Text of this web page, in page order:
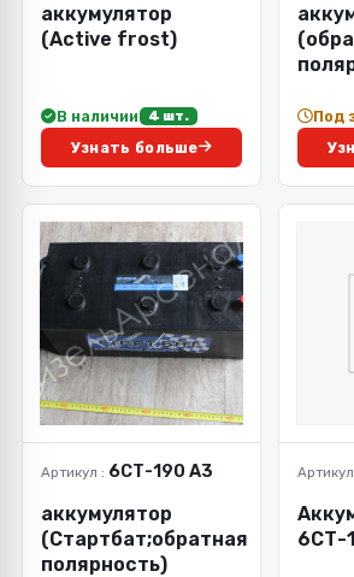
аккумулятор
(Active frost)
В наличии 4 шт.
Узнать больше
Под
Артикул : 6СТ-190 А3
аккумулятор
(Стартбат;обратная
полярность)
6СТ-